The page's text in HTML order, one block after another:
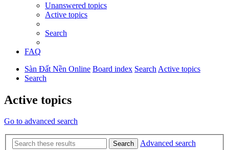
Unanswered topics
Active topics
Search
FAQ
Sàn Đất Nền Online Board index Search Active topics
Search
Active topics
Go to advanced search
Search
Advanced search